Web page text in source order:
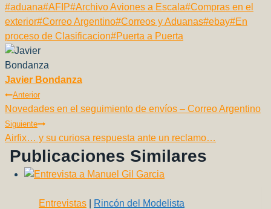
c
e
b
o
o
k
ail at
s
p
p
y
e
gr
er
e
d
di
m
Etiquetas
de
la
entrada:
#aduana#AFIP#Archivo Aviones a Escala#Compras en el
exterior#Correo Argentino#Correos y Aduanas#ebay#En
proceso de Clasificacion#Puerta a Puerta
Javier Bondanza
Navegación
De
Entradas
Anterior
Novedades en el seguimiento de envíos – Correo Argentino
Siguiente
Airfix… y su curiosa respuesta ante un reclamo…
Publicaciones Similares
Entrevistas Rincón del Modelista